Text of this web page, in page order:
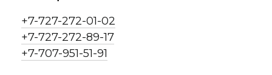
+7-727-272-01-02
+7-727-272-89-17
+7-707-951-51-91